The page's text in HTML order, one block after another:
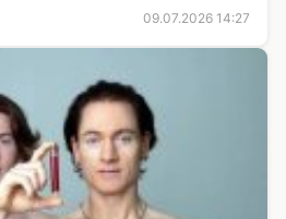
09.07.2026 14:27